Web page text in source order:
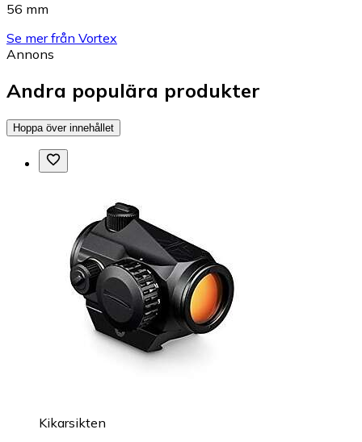
56 mm
Se mer från Vortex
Annons
Andra populära produkter
Hoppa över innehållet
Kikarsikten